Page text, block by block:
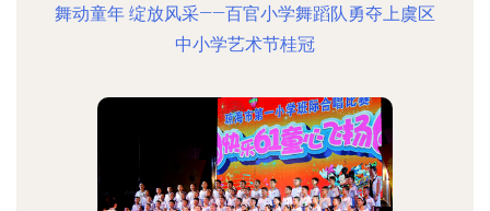
舞动童年 绽放风采——百官小学舞蹈队勇夺上虞区
中小学艺术节桂冠